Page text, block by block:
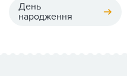
День
народження